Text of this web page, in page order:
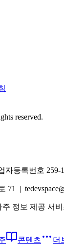
reserved.
등록번호 259-
71 |
정보 제공 서
콘텐츠 더